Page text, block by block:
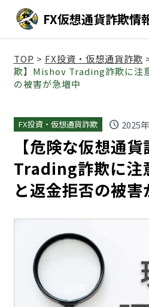
FX仮想通貨詐欺情
TOP > FX投資・仮想通貨詐欺
欺】Mishov Trading詐欺に注
の被害が急増中
FX投資・仮想通貨詐欺 schedule 2025
【危険な仮想通
Trading詐欺に注
と返金拒否の被害